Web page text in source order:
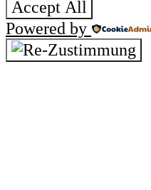
Accept All
Powered by